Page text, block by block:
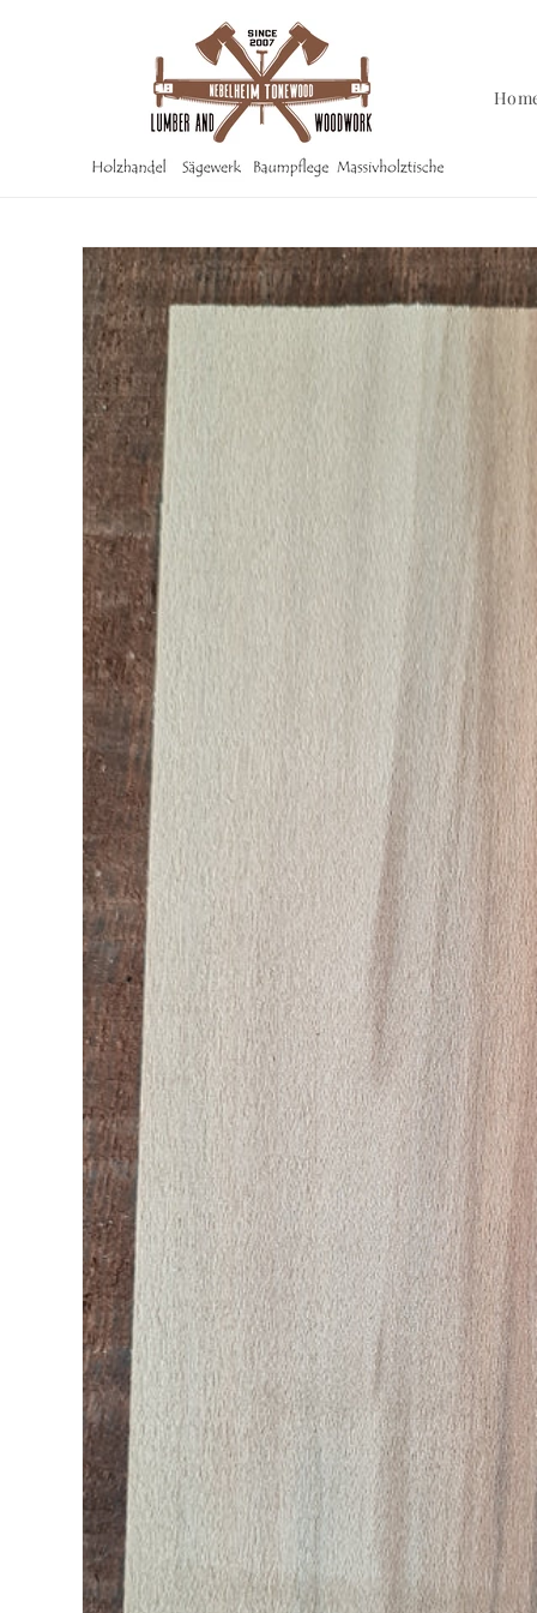
Zu
Produktinformationen
springen